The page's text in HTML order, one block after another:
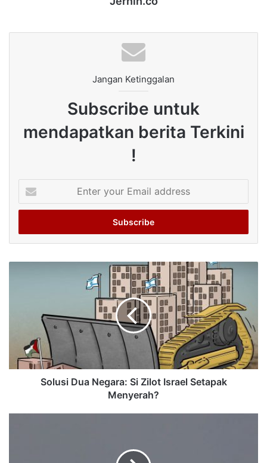
Jangan Ketinggalan
Subscribe untuk
mendapatkan berita Terkini
!
your
Email
Solusi Dua Negara: Si Zilot Israel Setapak
Menyerah?